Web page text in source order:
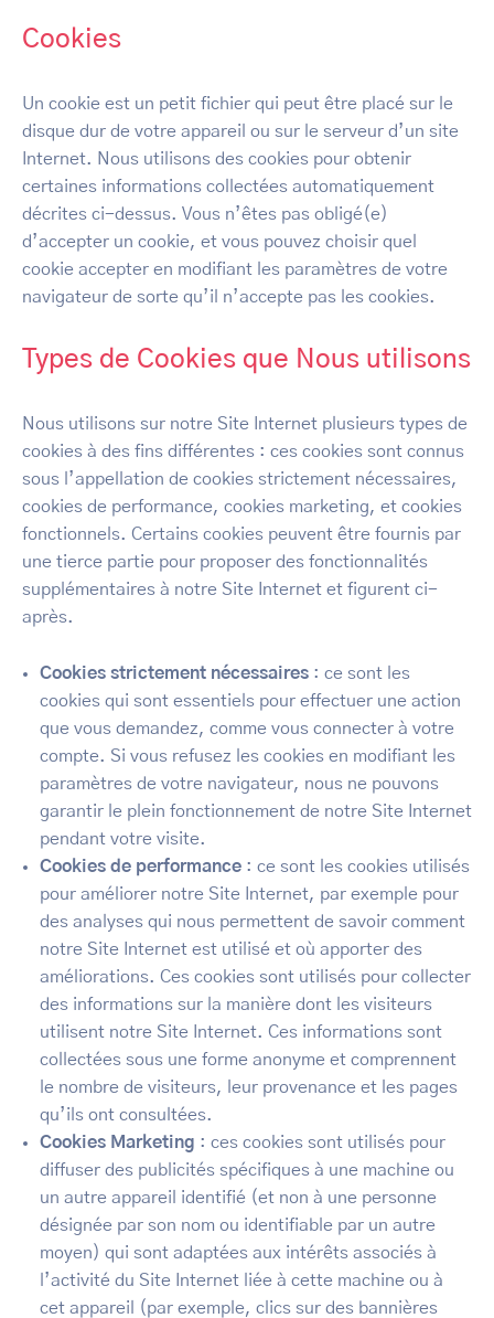
Cookies
Un cookie est un petit fichier qui peut être placé sur le
disque dur de votre appareil ou sur le serveur d’un site
Internet. Nous utilisons des cookies pour obtenir
certaines informations collectées automatiquement
décrites ci-dessus. Vous n’êtes pas obligé(e)
d’accepter un cookie, et vous pouvez choisir quel
cookie accepter en modifiant les paramètres de votre
navigateur de sorte qu’il n’accepte pas les cookies.
Types de Cookies que Nous utilisons
Nous utilisons sur notre Site Internet plusieurs types de
cookies à des fins différentes : ces cookies sont connus
sous l’appellation de cookies strictement nécessaires,
cookies de performance, cookies marketing, et cookies
fonctionnels. Certains cookies peuvent être fournis par
une tierce partie pour proposer des fonctionnalités
supplémentaires à notre Site Internet et figurent ci-
après.
Cookies strictement nécessaires : ce sont les
cookies qui sont essentiels pour effectuer une action
que vous demandez, comme vous connecter à votre
compte. Si vous refusez les cookies en modifiant les
paramètres de votre navigateur, nous ne pouvons
garantir le plein fonctionnement de notre Site Internet
pendant votre visite.
Cookies de performance : ce sont les cookies utilisés
pour améliorer notre Site Internet, par exemple pour
des analyses qui nous permettent de savoir comment
notre Site Internet est utilisé et où apporter des
améliorations. Ces cookies sont utilisés pour collecter
des informations sur la manière dont les visiteurs
utilisent notre Site Internet. Ces informations sont
collectées sous une forme anonyme et comprennent
le nombre de visiteurs, leur provenance et les pages
qu’ils ont consultées.
Cookies Marketing : ces cookies sont utilisés pour
diffuser des publicités spécifiques à une machine ou
un autre appareil identifié (et non à une personne
désignée par son nom ou identifiable par un autre
moyen) qui sont adaptées aux intérêts associés à
l’activité du Site Internet liée à cette machine ou à
cet appareil (par exemple, clics sur des bannières